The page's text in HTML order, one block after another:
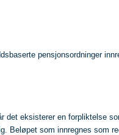
pensjonsordninger
det eksisterer en forpliktelse
Beløpet som innregnes som